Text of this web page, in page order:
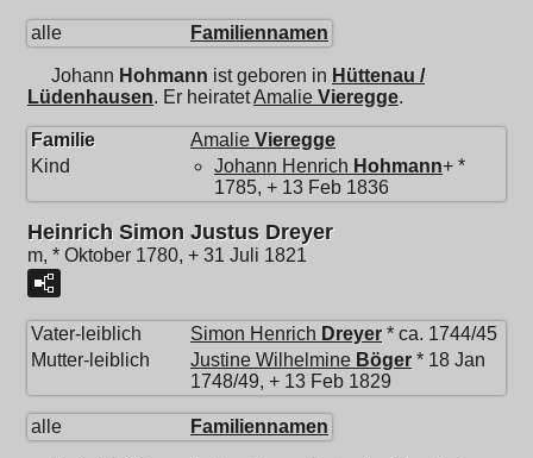
alle Familiennamen
Johann Hohmann ist geboren in Hüttenau /
Lüdenhausen. Er heiratetAmalie Vieregge.
Familie Amalie Vieregge
Kind
Johann Henrich Hohmann+ *
1785, + 13 Feb 1836
Heinrich Simon Justus Dreyer
m, * Oktober 1780, + 31 Juli 1821
Vater-leiblich Simon Henrich Dreyer * ca. 1744/45
Mutter-leiblich
Justine Wilhelmine Böger * 18 Jan
1748/49, + 13 Feb 1829
alle Familiennamen